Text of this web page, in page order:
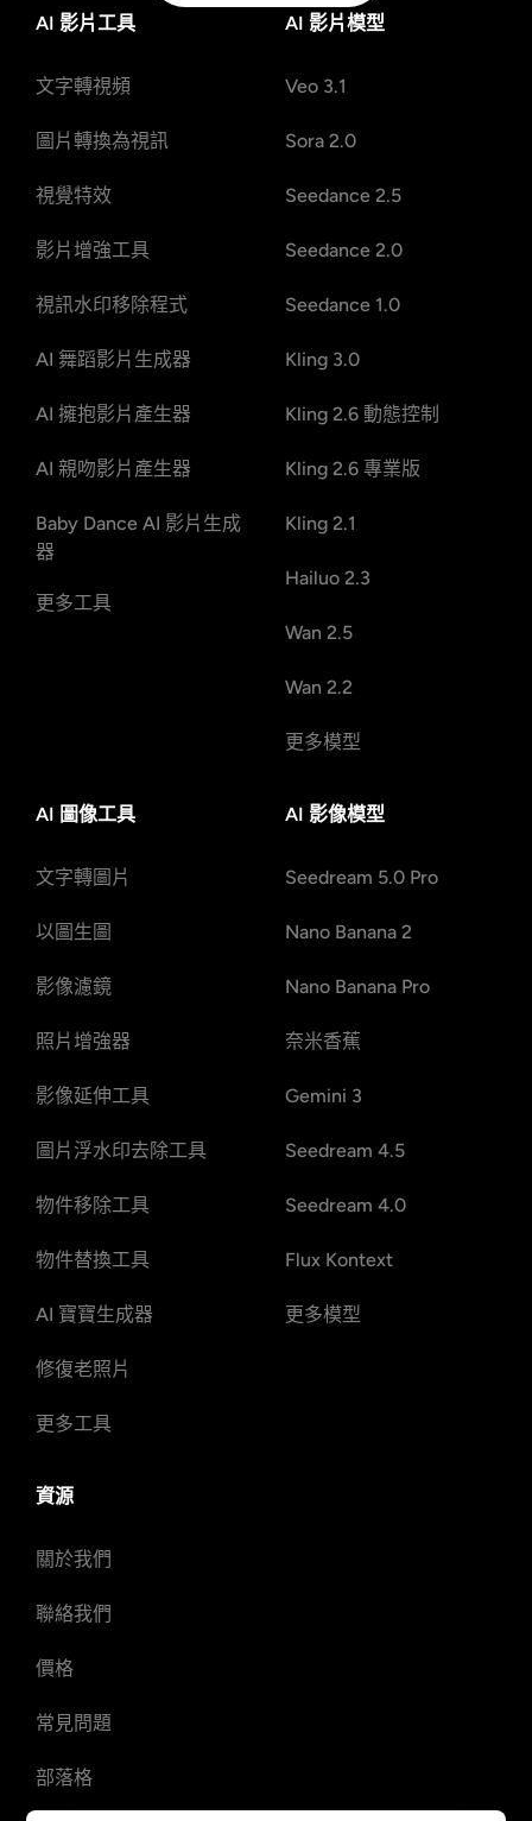
AI 影片工具
文字轉視頻
圖片轉換為視訊
視覺特效
影片增強工具
視訊水印移除程式
AI 舞蹈影片生成器
AI 擁抱影片產生器
AI 親吻影片產生器
Baby Dance AI 影片生成
器
更多工具
AI 影片模型
Veo 3.1
Sora 2.0
Seedance 2.5
Seedance 2.0
Seedance 1.0
Kling 3.0
Kling 2.6 動態控制
Kling 2.6 專業版
Kling 2.1
Hailuo 2.3
Wan 2.5
Wan 2.2
更多模型
AI 圖像工具
文字轉圖片
以圖生圖
影像濾鏡
照片增強器
影像延伸工具
圖片浮水印去除工具
物件移除工具
物件替換工具
AI 寶寶生成器
修復老照片
更多工具
AI 影像模型
Seedream 5.0 Pro
Nano Banana 2
Nano Banana Pro
奈米香蕉
Gemini 3
Seedream 4.5
Seedream 4.0
Flux Kontext
更多模型
資源
關於我們
聯絡我們
價格
常見問題
部落格